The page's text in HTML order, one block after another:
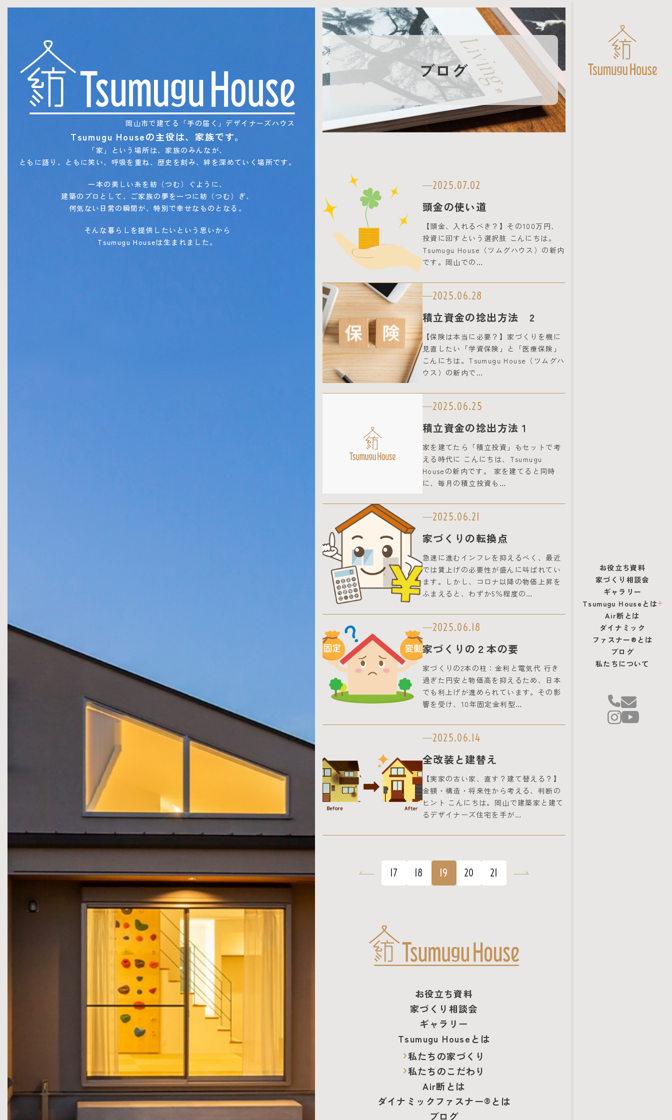
岡山市で建てる「手の届く」デザイナーズハウス
Tsumugu Houseの主役は、家族です。
「家」という場所は、家族のみんなが、
ともに語り、ともに笑い、呼吸を重ね、歴史を刻み、絆を深めていく場所です。
一本の美しい糸を紡（つむ）ぐように、
建築のプロとして、ご家族の夢を一つに紡（つむ）ぎ、
何気ない日常の瞬間が、特別で幸せなものとなる。
そんな暮らしを提供したいという思いから
Tsumugu Houseは生まれました。
お役立ち資料
家づくり相談会
ギャラリー
Tsumugu Houseとは
Air断とは
ダイナミック
ファスナー®とは
ブログ
私たちについて
ブログ
2025.07.02
頭金の使い道
【頭金、入れるべき？】その100万円、
投資に回すという選択肢 こんにちは。
Tsumugu House（ツムグハウス）の新内
です。岡山での…
2025.06.28
積立資金の捻出方法 2
【保険は本当に必要？】家づくりを機に
見直したい「学資保険」と「医療保険」
こんにちは。Tsumugu House（ツムグハ
ウス）の新内で…
2025.06.25
積立資金の捻出方法１
家を建てたら「積立投資」もセットで考
える時代に こんにちは、Tsumugu
Houseの新内です。 家を建てると同時
に、毎月の積立投資も…
2025.06.21
家づくりの転換点
急速に進むインフレを抑えるべく、最近
では賃上げの必要性が盛んに叫ばれてい
ます。しかし、コロナ以降の物価上昇を
ふまえると、わずか5％程度の…
2025.06.18
家づくりの２本の要
家づくりの2本の柱：金利と電気代 行き
過ぎた円安と物価高を抑えるため、日本
でも利上げが進められています。その影
響を受け、10年固定金利型…
2025.06.14
全改装と建替え
【実家の古い家、直す？建て替える？】
金額・構造・将来性から考える、判断の
ヒント こんにちは。岡山で建築家と建て
るデザイナーズ住宅を手が…
17 18 19 20 21
お役立ち資料
家づくり相談会
ギャラリー
Tsumugu Houseとは
私たちの家づくり
私たちのこだわり
Air断とは
ダイナミックファスナー®とは
ブログ